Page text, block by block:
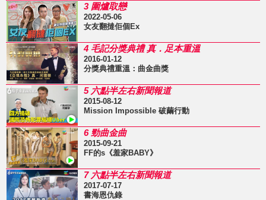
3 圍爐取戀
2022-05-06
女友翻撻佢個Ex
4 毛記分獎典禮 真．足本重溫
2016-01-12
分獎典禮重溫：曲金曲獎
5 六點半左右新聞報道
2015-08-12
Mission Impossible 破繭行動
6 勁曲金曲
2015-09-21
FF的s《羞家BABY》
7 六點半左右新聞報道
2017-07-17
書海恩仇錄